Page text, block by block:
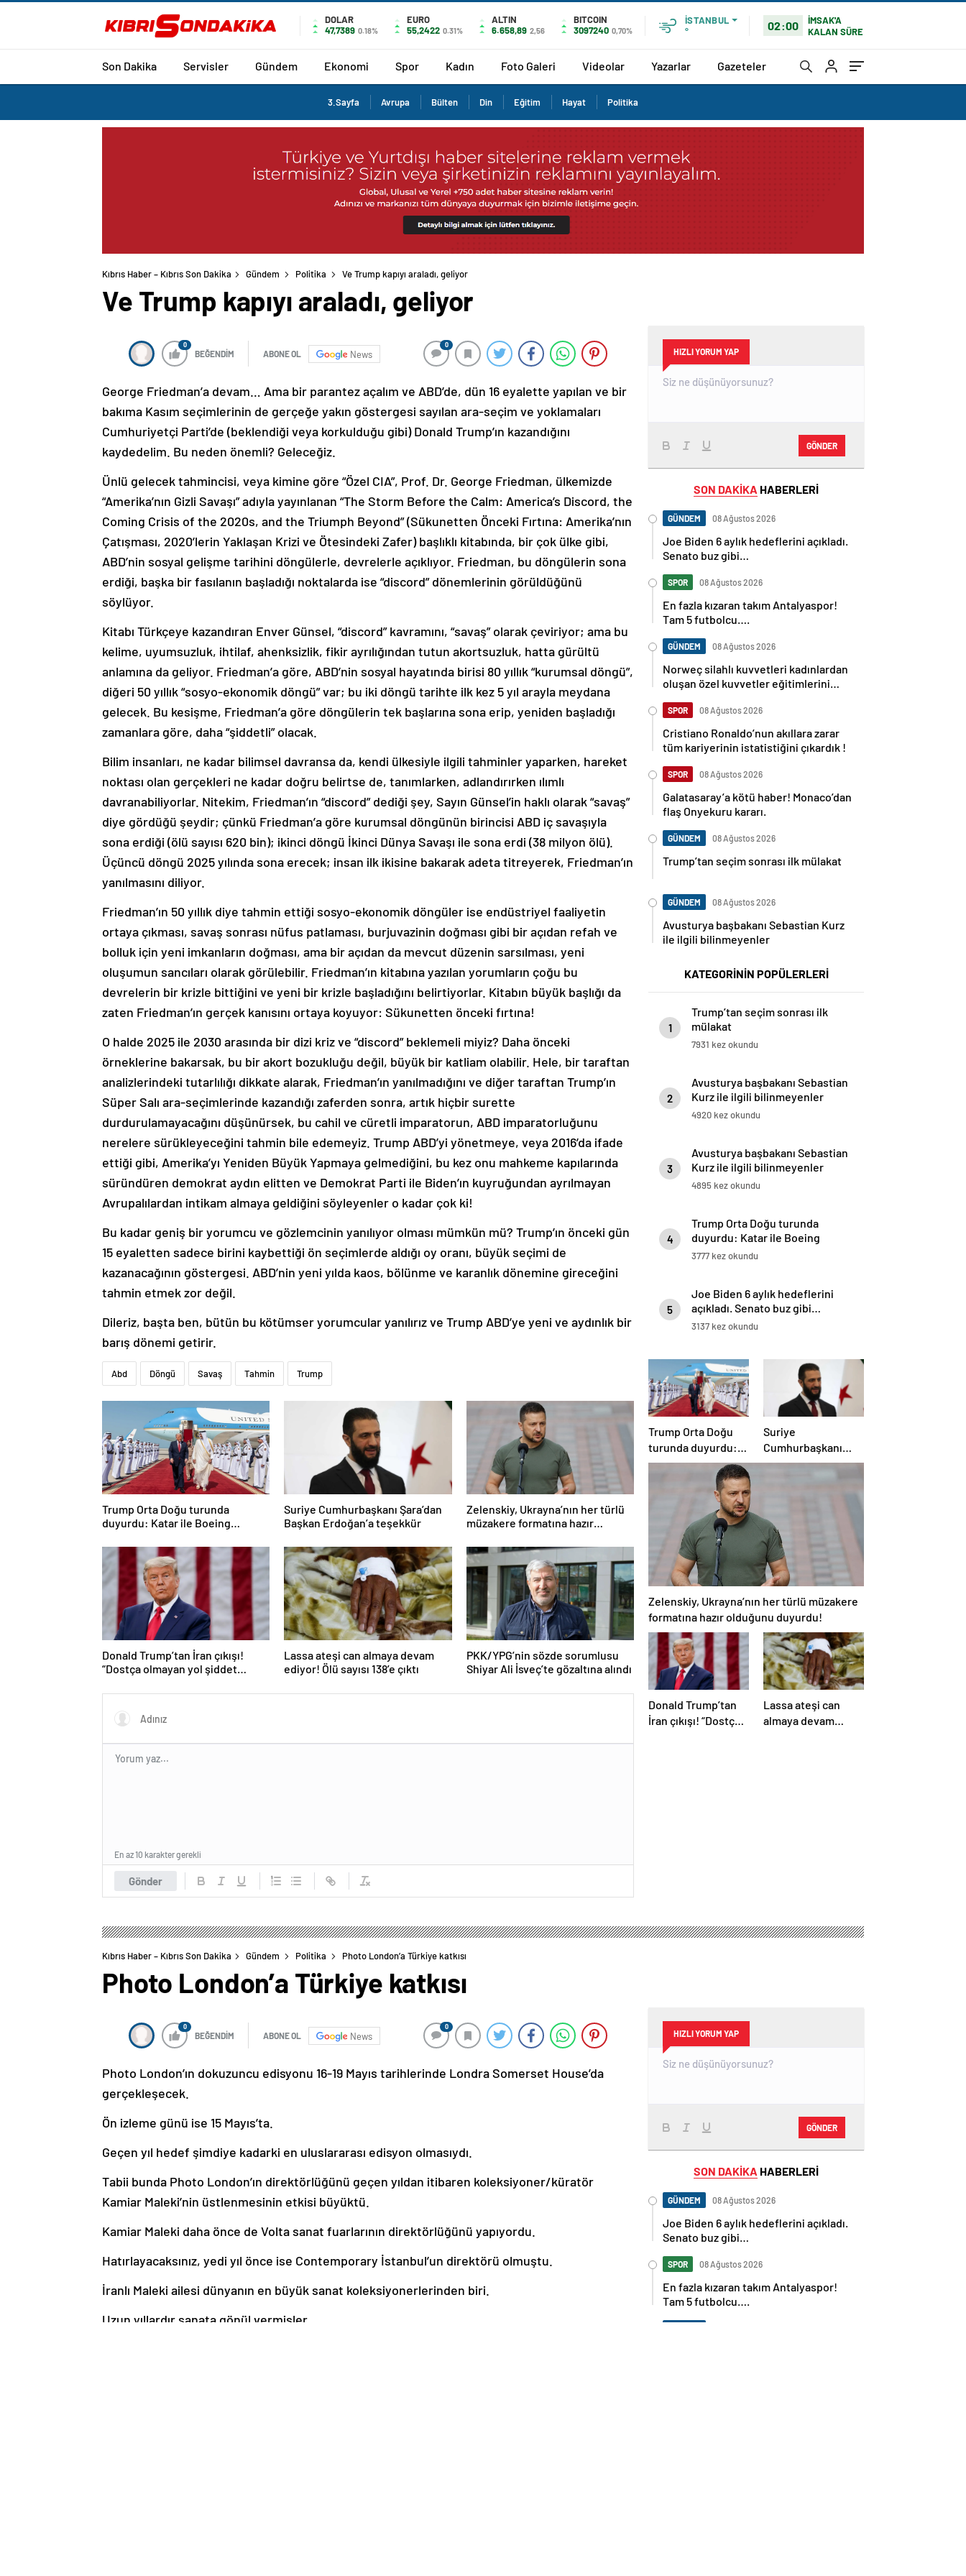
DOLAR
47,7389 0.18%
EURO
55,2422 0.31%
ALTIN
6.658,89 2,56
BITCOIN
3097240 0,70%
İSTANBUL
°
02:00
İMSAK'A
KALAN SÜRE
Son Dakika Servisler Gündem Ekonomi Spor Kadın Foto Galeri Videolar Yazarlar Gazeteler
3.Sayfa Avrupa Bülten Din Eğitim Hayat Politika
Kıbrıs Haber – Kıbrıs Son Dakika Gündem Politika Ve Trump kapıyı araladı, geliyor
Ve Trump kapıyı araladı, geliyor
0
BEĞENDİM ABONE OL News
0
George Friedman’a devam… Ama bir parantez açalım ve ABD’de, dün 16 eyalette yapılan ve bir
bakıma Kasım seçimlerinin de gerçeğe yakın göstergesi sayılan ara-seçim ve yoklamaları
Cumhuriyetçi Parti’de (beklendiği veya korkulduğu gibi) Donald Trump’ın kazandığını
kaydedelim. Bu neden önemli? Geleceğiz.
Ünlü gelecek tahmincisi, veya kimine göre “Özel CIA”, Prof. Dr. George Friedman, ülkemizde
“Amerika’nın Gizli Savaşı” adıyla yayınlanan “The Storm Before the Calm: America’s Discord, the
Coming Crisis of the 2020s, and the Triumph Beyond” (Sükunetten Önceki Fırtına: Amerika’nın
Çatışması, 2020’lerin Yaklaşan Krizi ve Ötesindeki Zafer) başlıklı kitabında, bir çok ülke gibi,
ABD’nin sosyal gelişme tarihini döngülerle, devrelerle açıklıyor. Friedman, bu döngülerin sona
erdiği, başka bir fasılanın başladığı noktalarda ise “discord” dönemlerinin görüldüğünü
söylüyor.
Kitabı Türkçeye kazandıran Enver Günsel, “discord” kavramını, “savaş” olarak çeviriyor; ama bu
kelime, uyumsuzluk, ihtilaf, ahenksizlik, fikir ayrılığından tutun akortsuzluk, hatta gürültü
anlamına da geliyor. Friedman’a göre, ABD’nin sosyal hayatında birisi 80 yıllık “kurumsal döngü”,
diğeri 50 yıllık “sosyo-ekonomik döngü” var; bu iki döngü tarihte ilk kez 5 yıl arayla meydana
gelecek. Bu kesişme, Friedman’a göre döngülerin tek başlarına sona erip, yeniden başladığı
zamanlara göre, daha “şiddetli” olacak.
Bilim insanları, ne kadar bilimsel davransa da, kendi ülkesiyle ilgili tahminler yaparken, hareket
noktası olan gerçekleri ne kadar doğru belirtse de, tanımlarken, adlandırırken ılımlı
davranabiliyorlar. Nitekim, Friedman’ın “discord” dediği şey, Sayın Günsel’in haklı olarak “savaş”
diye gördüğü şeydir; çünkü Friedman’a göre kurumsal döngünün birincisi ABD iç savaşıyla
sona erdiği (ölü sayısı 620 bin); ikinci döngü İkinci Dünya Savaşı ile sona erdi (38 milyon ölü).
Üçüncü döngü 2025 yılında sona erecek; insan ilk ikisine bakarak adeta titreyerek, Friedman’ın
yanılmasını diliyor.
Friedman’ın 50 yıllık diye tahmin ettiği sosyo-ekonomik döngüler ise endüstriyel faaliyetin
ortaya çıkması, savaş sonrası nüfus patlaması, burjuvazinin doğması gibi bir açıdan refah ve
bolluk için yeni imkanların doğması, ama bir açıdan da mevcut düzenin sarsılması, yeni
oluşumun sancıları olarak görülebilir. Friedman’ın kitabına yazılan yorumların çoğu bu
devrelerin bir krizle bittiğini ve yeni bir krizle başladığını belirtiyorlar. Kitabın büyük başlığı da
zaten Friedman’ın gerçek kanısını ortaya koyuyor: Sükunetten önceki fırtına!
O halde 2025 ile 2030 arasında bir dizi kriz ve “discord” beklemeli miyiz? Daha önceki
örneklerine bakarsak, bu bir akort bozukluğu değil, büyük bir katliam olabilir. Hele, bir taraftan
analizlerindeki tutarlılığı dikkate alarak, Friedman’ın yanılmadığını ve diğer taraftan Trump’ın
Süper Salı ara-seçimlerinde kazandığı zaferden sonra, artık hiçbir surette
durdurulamayacağını düşünürsek, bu cahil ve cüretli imparatorun, ABD imparatorluğunu
nerelere sürükleyeceğini tahmin bile edemeyiz. Trump ABD’yi yönetmeye, veya 2016’da ifade
ettiği gibi, Amerika’yı Yeniden Büyük Yapmaya gelmediğini, bu kez onu mahkeme kapılarında
süründüren demokrat aydın elitten ve Demokrat Parti ile Biden’ın kuyruğundan ayrılmayan
Avrupalılardan intikam almaya geldiğini söyleyenler o kadar çok ki!
Bu kadar geniş bir yorumcu ve gözlemcinin yanılıyor olması mümkün mü? Trump’ın önceki gün
15 eyaletten sadece birini kaybettiği ön seçimlerde aldığı oy oranı, büyük seçimi de
kazanacağının göstergesi. ABD’nin yeni yılda kaos, bölünme ve karanlık dönemine gireceğini
tahmin etmek zor değil.
Dileriz, başta ben, bütün bu kötümser yorumcular yanılırız ve Trump ABD’ye yeni ve aydınlık bir
barış dönemi getirir.
Abd Döngü Savaş Tahmin Trump
Trump Orta Doğu turunda
duyurdu: Katar ile Boeing
anlaşma
Suriye Cumhurbaşkanı Şara’dan
Başkan Erdoğan’a teşekkür
Zelenskiy, Ukrayna’nın her türlü
müzakere formatına hazır
Donald Trump’tan İran çıkışı!
“Dostça olmayan yol şiddet
istemiyorum”
Lassa ateşi can almaya devam
ediyor! Ölü sayısı 138’e çıktı
PKK/YPG’nin sözde sorumlusu
Shiyar Ali İsveç’te gözaltına alındı
Gönder
En az 10 karakter gerekli
HIZLI YORUM YAP
GÖNDER
SON DAKİKA HABERLERİ
GÜNDEM 08 Ağustos 2026
Joe Biden 6 aylık hedeflerini açıkladı.
Senato buz gibi…
SPOR 08 Ağustos 2026
En fazla kızaran takım Antalyaspor!
Tam 5 futbolcu….
GÜNDEM 08 Ağustos 2026
Norweç silahlı kuvvetleri kadınlardan
oluşan özel kuvvetler eğitimlerini
SPOR 08 Ağustos 2026
Cristiano Ronaldo’nun akıllara zarar
tüm kariyerinin istatistiğini çıkardık !
SPOR 08 Ağustos 2026
Galatasaray’a kötü haber! Monaco’dan
flaş Onyekuru kararı.
GÜNDEM 08 Ağustos 2026
Trump’tan seçim sonrası ilk mülakat
GÜNDEM 08 Ağustos 2026
Avusturya başbakanı Sebastian Kurz
ile ilgili bilinmeyenler
KATEGORİNİN POPÜLERLERİ
1
Trump’tan seçim sonrası ilk
mülakat
7931 kez okundu
2
Avusturya başbakanı Sebastian
Kurz ile ilgili bilinmeyenler
4920 kez okundu
3
Avusturya başbakanı Sebastian
Kurz ile ilgili bilinmeyenler
4895 kez okundu
4
Trump Orta Doğu turunda
duyurdu: Katar ile Boeing
arasında 200 milyar dolarlık
3777 kez okundu
5
Joe Biden 6 aylık hedeflerini
açıkladı. Senato buz gibi…
3137 kez okundu
Trump Orta Doğu
turunda duyurdu:
Katar ile Boeing
arasında 200 milyar
dolarlık anlaşma
Suriye
Cumhurbaşkanı
Şara’dan Başkan
Zelenskiy, Ukrayna’nın her türlü müzakere
formatına hazır olduğunu duyurdu!
Donald Trump’tan
İran çıkışı! “Dostça
Lassa ateşi can
almaya devam
Kıbrıs Haber – Kıbrıs Son Dakika Gündem Politika Photo London’a Türkiye katkısı
Photo London’a Türkiye katkısı
0
BEĞENDİM ABONE OL News
0
Photo London’ın dokuzuncu edisyonu 16-19 Mayıs tarihlerinde Londra Somerset House’da
gerçekleşecek.
Ön izleme günü ise 15 Mayıs’ta.
Geçen yıl hedef şimdiye kadarki en uluslararası edisyon olmasıydı.
Tabii bunda Photo London’ın direktörlüğünü geçen yıldan itibaren koleksiyoner/küratör
Kamiar Maleki’nin üstlenmesinin etkisi büyüktü.
Kamiar Maleki daha önce de Volta sanat fuarlarının direktörlüğünü yapıyordu.
Hatırlayacaksınız, yedi yıl önce ise Contemporary İstanbul’un direktörü olmuştu.
İranlı Maleki ailesi dünyanın en büyük sanat koleksiyonerlerinden biri.
Uzun yıllardır sanata gönül vermişler.
HIZLI YORUM YAP
GÖNDER
SON DAKİKA HABERLERİ
GÜNDEM 08 Ağustos 2026
Joe Biden 6 aylık hedeflerini açıkladı.
Senato buz gibi…
SPOR 08 Ağustos 2026
En fazla kızaran takım Antalyaspor!
Tam 5 futbolcu….